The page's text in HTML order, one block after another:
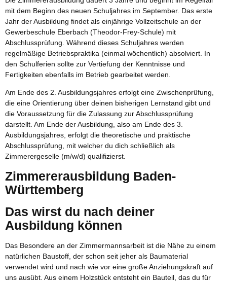
mit dem Beginn des neuen Schuljahres im September. Das erste
Jahr der Ausbildung findet als einjährige Vollzeitschule an der
Gewerbeschule Eberbach (Theodor-Frey-Schule) mit
Abschlussprüfung. Während dieses Schuljahres werden
regelmäßige Betriebspraktika (einmal wöchentlich) absolviert. In
den Schulferien sollte zur Vertiefung der Kenntnisse und
Fertigkeiten ebenfalls im Betrieb gearbeitet werden.
Am Ende des 2. Ausbildungsjahres erfolgt eine Zwischenprüfung,
die eine Orientierung über deinen bisherigen Lernstand gibt und
die Voraussetzung für die Zulassung zur Abschlussprüfung
darstellt. Am Ende der Ausbildung, also am Ende des 3.
Ausbildungsjahres, erfolgt die theoretische und praktische
Abschlussprüfung, mit welcher du dich schließlich als
Zimmerergeselle (m/w/d) qualifizierst.
Zimmererausbildung Baden-
Württemberg
Das wirst du nach deiner
Ausbildung können
Das Besondere an der Zimmermannsarbeit ist die Nähe zu einem
natürlichen Baustoff, der schon seit jeher als Baumaterial
verwendet wird und nach wie vor eine große Anziehungskraft auf
uns ausübt. Aus einem Holzstück entsteht ein Bauteil, das du für